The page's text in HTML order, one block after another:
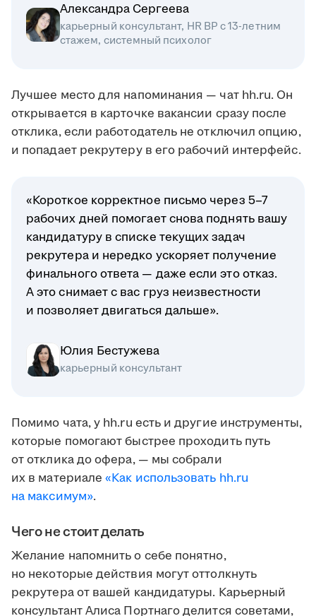
Александра Сергеева
карьерный консультант, HR BP с 13-летним
стажем, системный психолог
Лучшее место для напоминания — чат hh.ru. Он
открывается в карточке вакансии сразу после
отклика, если работодатель не отключил опцию,
и попадает рекрутеру в его рабочий интерфейс.
«Короткое корректное письмо через 5–7
рабочих дней помогает снова поднять вашу
кандидатуру в списке текущих задач
рекрутера и нередко ускоряет получение
финального ответа — даже если это отказ.
А это снимает с вас груз неизвестности
и позволяет двигаться дальше».
Юлия Бестужева
карьерный консультант
Помимо чата, у hh.ru есть и другие инструменты,
которые помогают быстрее проходить путь
от отклика до офера, — мы собрали
их в материале«Как использовать hh.ru
на максимум».
Чего не стоит делать
Желание напомнить о себе понятно,
но некоторые действия могут оттолкнуть
рекрутера от вашей кандидатуры. Карьерный
консультант Алиса Портнаго делится советами,